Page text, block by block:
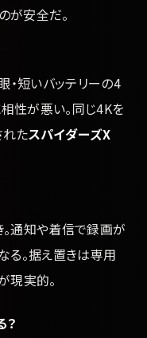
が安全だ。
・短いバッテリーの4
性が悪い。同じ4Kを
たスパイダーズX
通知や着信で録画が
る。据え置きは専用
現実的。
？